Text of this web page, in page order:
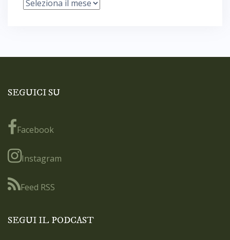
Archivi
SEGUICI SU
Facebook
Instagram
Feed RSS
SEGUI IL PODCAST